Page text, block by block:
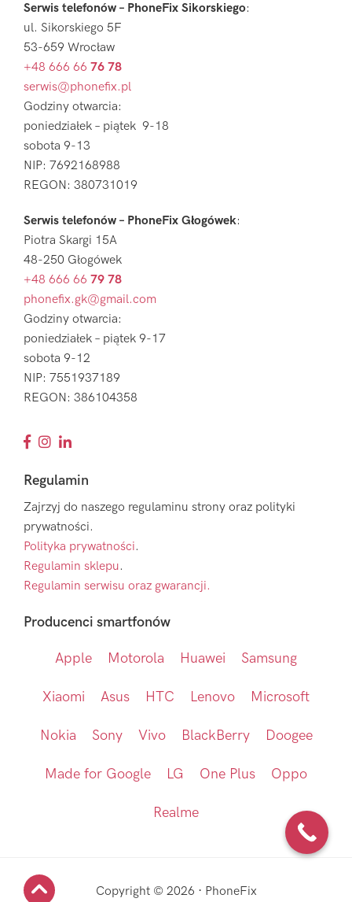
Serwis telefonów – PhoneFix Sikorskiego:
ul. Sikorskiego 5F
53-659 Wrocław
+48 666 66 76 78
serwis@phonefix.pl
Godziny otwarcia:
poniedziałek – piątek 9-18
sobota 9-13
NIP: 7692168988
REGON: 380731019
Serwis telefonów – PhoneFix Głogówek:
Piotra Skargi 15A
48-250 Głogówek
+48 666 66 79 78
phonefix.gk@gmail.com
Godziny otwarcia:
poniedziałek – piątek 9-17
sobota 9-12
NIP: 7551937189
REGON: 386104358
Regulamin
Zajrzyj do naszego regulaminu strony oraz polityki
prywatności.
Polityka prywatności.
Regulamin sklepu.
Regulamin serwisu oraz gwarancji.
Producenci smartfonów
Apple Motorola Huawei Samsung
Xiaomi Asus HTC Lenovo Microsoft
Nokia Sony Vivo BlackBerry Doogee
Made for Google LG One Plus Oppo
Realme
Copyright © 2026 · PhoneFix